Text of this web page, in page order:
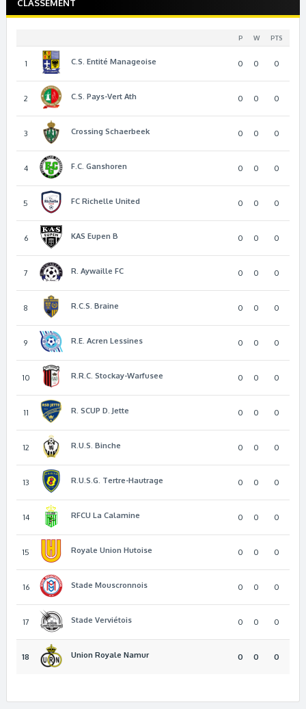
CLASSEMENT
P W PTS
1 C.S. Entité Manageoise 0 0 0
2 C.S. Pays-Vert Ath 0 0 0
3 Crossing Schaerbeek 0 0 0
4 F.C. Ganshoren 0 0 0
5 FC Richelle United 0 0 0
6 KAS Eupen B 0 0 0
7 R. Aywaille FC 0 0 0
8 R.C.S. Braine 0 0 0
9 R.E. Acren Lessines 0 0 0
10 R.R.C. Stockay-Warfusee 0 0 0
11 R. SCUP D. Jette 0 0 0
12 R.U.S. Binche 0 0 0
13 R.U.S.G. Tertre-Hautrage 0 0 0
14 RFCU La Calamine 0 0 0
15 Royale Union Hutoise 0 0 0
16 Stade Mouscronnois 0 0 0
17 Stade Verviétois 0 0 0
18 Union Royale Namur 0 0 0